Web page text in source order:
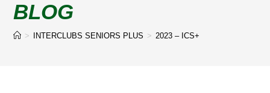
BLOG
> INTERCLUBS SENIORS PLUS > 2023 – ICS+